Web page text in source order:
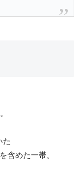
た
含めた一帯。